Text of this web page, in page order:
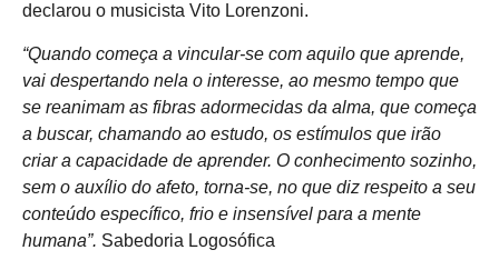
declarou o musicista Vito Lorenzoni.
“Quando começa a vincular-se com aquilo que aprende,
vai despertando nela o interesse, ao mesmo tempo que
se reanimam as fibras adormecidas da alma, que começa
a buscar, chamando ao estudo, os estímulos que irão
criar a capacidade de aprender. O conhecimento sozinho,
sem o auxílio do afeto, torna-se, no que diz respeito a seu
conteúdo específico, frio e insensível para a mente
humana”. Sabedoria Logosófica